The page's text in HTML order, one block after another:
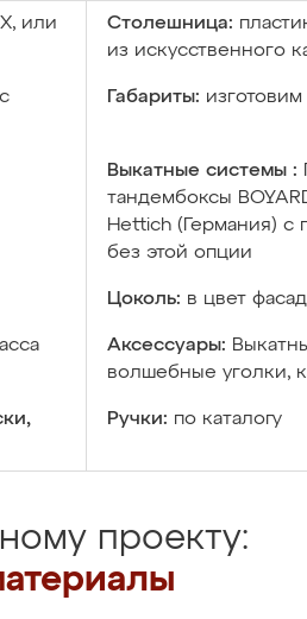
или
Столешница:
из искусственного
Габариты:
Выкатные системы :
тандембоксы
Hettich (Германия) с
без этой опции
Цоколь: в цвет
Аксессуары:
волшебные уголки,
Ручки: по каталогу
проекту: